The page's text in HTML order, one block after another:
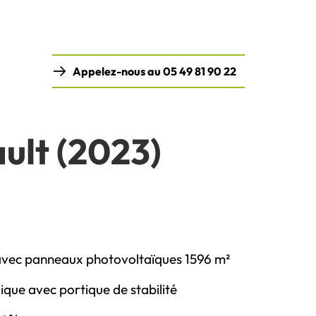
Appelez-nous au 05 49 81 90 22
(2023)
panneaux photovoltaïques 1596 m²
avec portique de stabilité